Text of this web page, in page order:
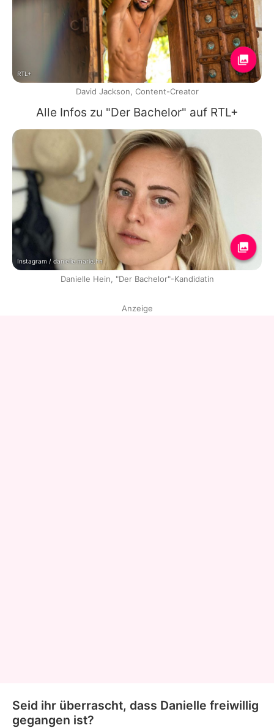
Alle Infos zu "Der Bachelor" auf RTL+
RTL+
David Jackson, Content-Creator
Instagram / danielle.marie.hn
Danielle Hein, "Der Bachelor"-Kandidatin
Anzeige
Seid ihr überrascht, dass Danielle freiwillig
gegangen ist?